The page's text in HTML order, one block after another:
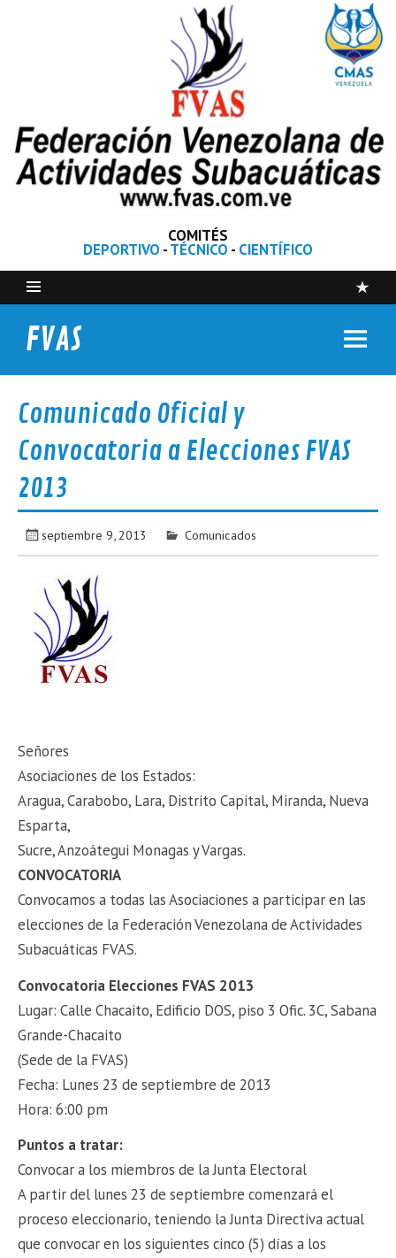
COMITÉS
DEPORTIVO -TÉCNICO - CIENTÍFICO
FVAS
Comunicado Oficial y
Convocatoria a Elecciones FVAS
2013
septiembre 9, 2013 Comunicados
Señores
Asociaciones de los Estados:
Aragua, Carabobo, Lara, Distrito Capital, Miranda, Nueva
Esparta,
Sucre, Anzoátegui Monagas y Vargas.
CONVOCATORIA
Convocamos a todas las Asociaciones a participar en las
elecciones de la Federación Venezolana de Actividades
Subacuáticas FVAS.
Convocatoria Elecciones FVAS 2013
Lugar: Calle Chacaito, Edificio DOS, piso 3 Ofic. 3C, Sabana
Grande-Chacaito
(Sede de la FVAS)
Fecha: Lunes 23 de septiembre de 2013
Hora: 6:00 pm
Puntos a tratar:
Convocar a los miembros de la Junta Electoral
A partir del lunes 23 de septiembre comenzará el
proceso eleccionario, teniendo la Junta Directiva actual
que convocar en los siguientes cinco (5) días a los